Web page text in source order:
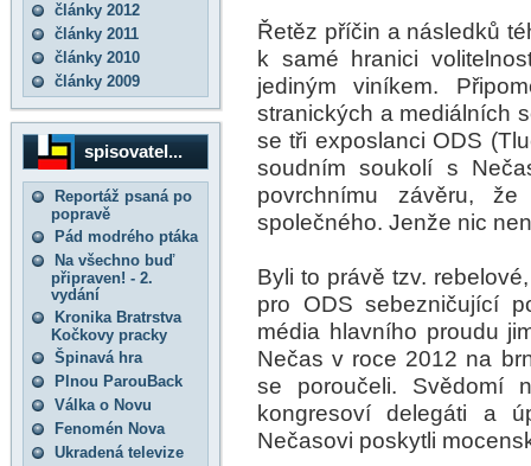
články 2012
články 2011
články 2010
články 2009
spisovatel...
Reportáž psaná po
popravě
Pád modrého ptáka
Na všechno buď
připraven! - 2.
vydání
Kronika Bratrstva
Kočkovy pracky
Špinavá hra
Plnou ParouBack
Válka o Novu
Fenomén Nova
Ukradená televize
Řetěz příčin a následků
k samé hranici
jediným viníkem.
stranických a mediálních
se tři exposlanci ODS
soudním soukolí s
povrchnímu závěru,
společného. Jenže nic
Byli to právě tzv.
pro ODS sebezničující
média hlavního proudu
Nečas v roce 2012 na
se poroučeli. Svědomí
kongresoví delegáti a
Nečasovi poskytli